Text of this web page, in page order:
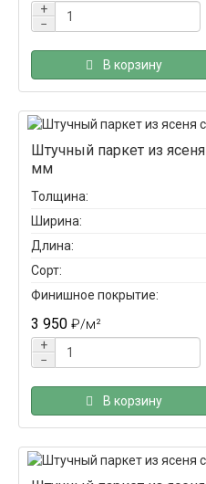
+
−
В корзину
Штучный паркет из
мм
Толщина:
Ширина:
Длина:
Сорт:
Финишное покрытие:
3 950 ₽/м²
+
−
В корзину